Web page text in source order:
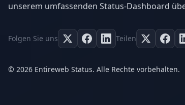
unserem umfassenden Status-Dashboard
Folgen Sie uns Teilen
© 2026 Entireweb Status. Alle Rechte vorbehalten.